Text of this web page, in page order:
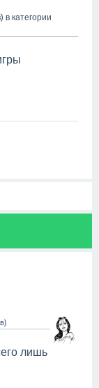
в категории
лишь